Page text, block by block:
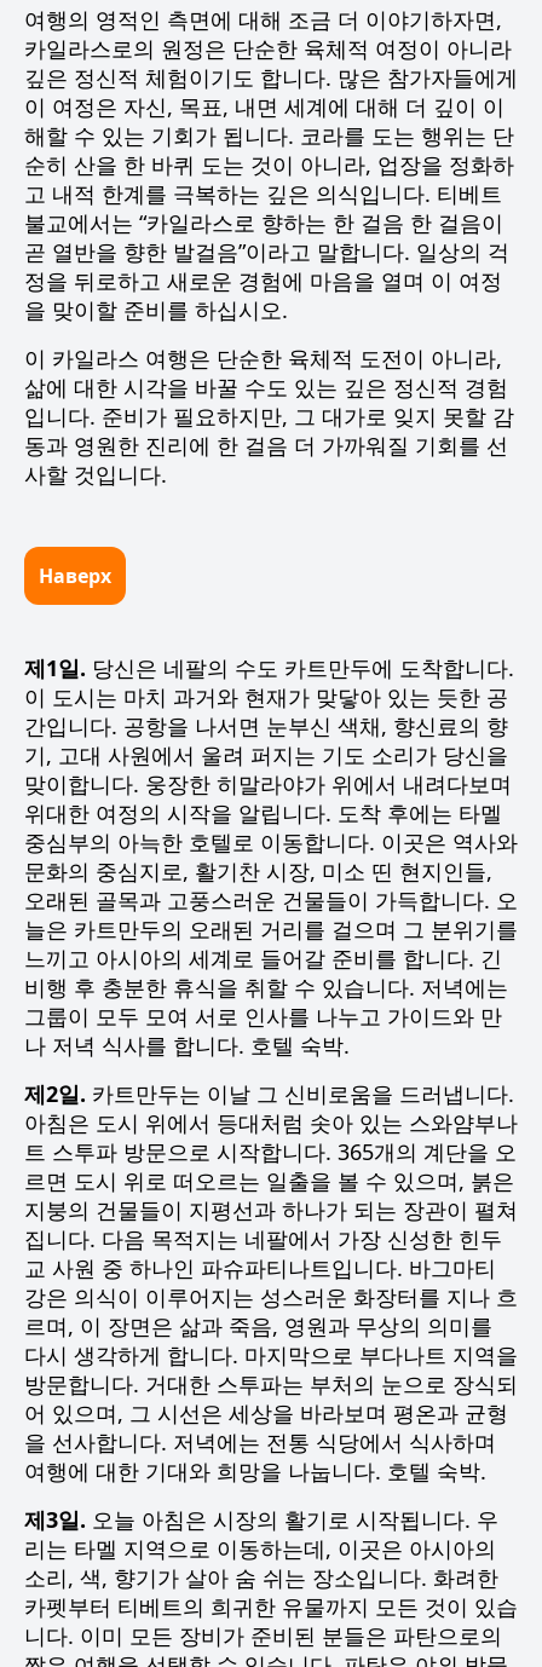
여행의 영적인 측면에 대해 조금 더 이야기하자면,
카일라스로의 원정은 단순한 육체적 여정이 아니라
깊은 정신적 체험이기도 합니다. 많은 참가자들에게
이 여정은 자신, 목표, 내면 세계에 대해 더 깊이 이
해할 수 있는 기회가 됩니다. 코라를 도는 행위는 단
순히 산을 한 바퀴 도는 것이 아니라, 업장을 정화하
고 내적 한계를 극복하는 깊은 의식입니다. 티베트
불교에서는 “카일라스로 향하는 한 걸음 한 걸음이
곧 열반을 향한 발걸음”이라고 말합니다. 일상의 걱
정을 뒤로하고 새로운 경험에 마음을 열며 이 여정
을 맞이할 준비를 하십시오.
이 카일라스 여행은 단순한 육체적 도전이 아니라,
삶에 대한 시각을 바꿀 수도 있는 깊은 정신적 경험
입니다. 준비가 필요하지만, 그 대가로 잊지 못할 감
동과 영원한 진리에 한 걸음 더 가까워질 기회를 선
사할 것입니다.
Наверх
제1일. 당신은 네팔의 수도 카트만두에 도착합니다.
이 도시는 마치 과거와 현재가 맞닿아 있는 듯한 공
간입니다. 공항을 나서면 눈부신 색채, 향신료의 향
기, 고대 사원에서 울려 퍼지는 기도 소리가 당신을
맞이합니다. 웅장한 히말라야가 위에서 내려다보며
위대한 여정의 시작을 알립니다. 도착 후에는 타멜
중심부의 아늑한 호텔로 이동합니다. 이곳은 역사와
문화의 중심지로, 활기찬 시장, 미소 띤 현지인들,
오래된 골목과 고풍스러운 건물들이 가득합니다. 오
늘은 카트만두의 오래된 거리를 걸으며 그 분위기를
느끼고 아시아의 세계로 들어갈 준비를 합니다. 긴
비행 후 충분한 휴식을 취할 수 있습니다. 저녁에는
그룹이 모두 모여 서로 인사를 나누고 가이드와 만
나 저녁 식사를 합니다. 호텔 숙박.
제2일. 카트만두는 이날 그 신비로움을 드러냅니다.
아침은 도시 위에서 등대처럼 솟아 있는 스와얌부나
트 스투파 방문으로 시작합니다. 365개의 계단을 오
르면 도시 위로 떠오르는 일출을 볼 수 있으며, 붉은
지붕의 건물들이 지평선과 하나가 되는 장관이 펼쳐
집니다. 다음 목적지는 네팔에서 가장 신성한 힌두
교 사원 중 하나인 파슈파티나트입니다. 바그마티
강은 의식이 이루어지는 성스러운 화장터를 지나 흐
르며, 이 장면은 삶과 죽음, 영원과 무상의 의미를
다시 생각하게 합니다. 마지막으로 부다나트 지역을
방문합니다. 거대한 스투파는 부처의 눈으로 장식되
어 있으며, 그 시선은 세상을 바라보며 평온과 균형
을 선사합니다. 저녁에는 전통 식당에서 식사하며
여행에 대한 기대와 희망을 나눕니다. 호텔 숙박.
제3일. 오늘 아침은 시장의 활기로 시작됩니다. 우
리는 타멜 지역으로 이동하는데, 이곳은 아시아의
소리, 색, 향기가 살아 숨 쉬는 장소입니다. 화려한
카펫부터 티베트의 희귀한 유물까지 모든 것이 있습
니다. 이미 모든 장비가 준비된 분들은 파탄으로의